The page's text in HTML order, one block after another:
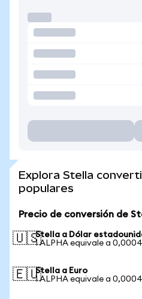
Explora Stella
populares
Precio de conversión de
🇺🇸Stella a Dólar
1 ALPHA equivale a
🇪🇺Stella a Euro
1 ALPHA equivale a